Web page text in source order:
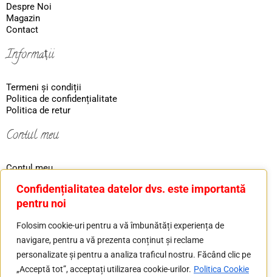
Confidențialitatea datelor dvs. este importantă
pentru noi
Folosim cookie-uri pentru a vă îmbunătăți experiența de
navigare, pentru a vă prezenta conținut și reclame
personalizate și pentru a analiza traficul nostru. Făcând clic pe
„Acceptă tot”, acceptați utilizarea cookie-urilor. Politica Cookie
Despre Noi
Magazin
Contact
Informații
Termeni și condiții
Politica de confidențialitate
Politica de retur
Contul meu
Contul meu
Ordin
Mail: basilver.gold@gmail.com